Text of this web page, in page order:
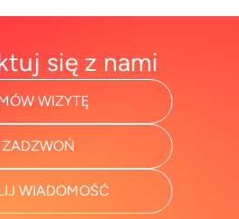
się z nami
WIZYTĘ
ZADZWOŃ
WIADOMOŚĆ